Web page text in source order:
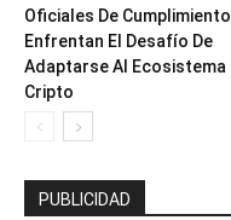
Oficiales De Cumplimiento
Enfrentan El Desafío De
Adaptarse Al Ecosistema
Cripto
PUBLICIDAD